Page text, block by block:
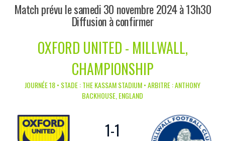
Match prévu le samedi 30 novembre 2024 à 13h30
Diffusion à confirmer
OXFORD UNITED - MILLWALL,
CHAMPIONSHIP
JOURNÉE 18 • STADE : THE KASSAM STADIUM • ARBITRE : ANTHONY
BACKHOUSE, ENGLAND
1-1